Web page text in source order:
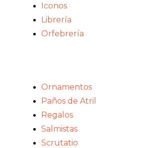
Iconos
Librería
Orfebrería
Ornamentos
Paños de Atril
Regalos
Salmistas
Scrutatio